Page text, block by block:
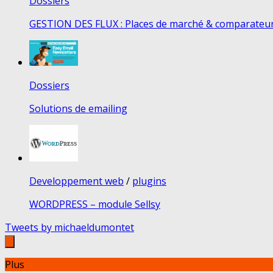
GESTION DES FLUX : Places de marché &
Dossiers
Solutions de emailing
Developpement web / plugins
WORDPRESS – module Sellsy
Tweets by michaeldumontet
Plus